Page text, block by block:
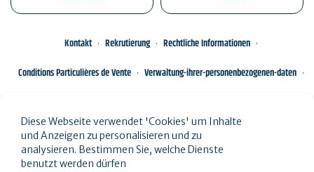
Kontakt Rekrutierung
Rechtliche Informationen
Conditions Particulières de Vente
Verwaltung-ihrer-personenbezogenen-daten
Diese Webseite verwendet 'Cookies' um Inhalte
und Anzeigen zu personalisieren und zu
analysieren. Bestimmen Sie, welche Dienste
benutzt werden dürfen